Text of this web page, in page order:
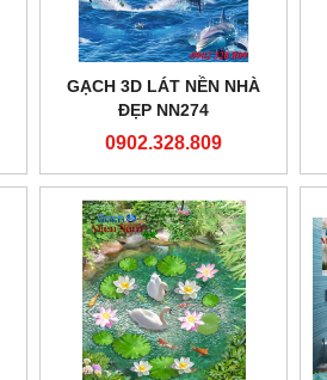
GẠCH 3D LÁT NỀN NHÀ
ĐẸP NN274
0902.328.809